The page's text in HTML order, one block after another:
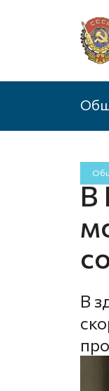
В
В